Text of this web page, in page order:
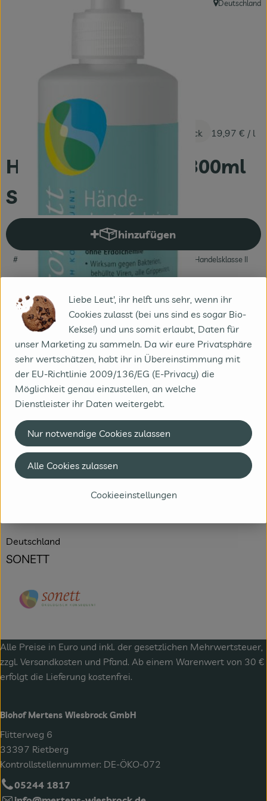
Vorratskammer
Getränke
Drogerie
Händedesinfektion 300ml
Sonett
5,99 € / Stück 19,97 € / l
, Herkunft:
Deutschland
hinzufügen
Produkt zum Warenkorb
#71810 5,99 €/ Stück / l 19% MwSt Handelsklasse II
Info
Produktinformationen
Produktdatenblatt
Herkunft
Deutschland
SONETT
Alle Preise in Euro und inkl. der gesetzlichen Mehrwertsteuer,
zzgl. Versandkosten und Pfand. Ab einem Warenwert von 30 €
erfolgt die Lieferung kostenfrei.
Biohof Mertens Wiesbrock GmbH
Flitterweg 6
33397 Rietberg
Kontrollstellennummer: DE-ÖKO-072
05244 1817
Liebe Leut', ihr helft uns sehr, wenn ihr
Cookies zulasst (bei uns sind es sogar Bio-
Kekse!) und uns somit erlaubt, Daten für
unser Marketing zu sammeln. Da wir eure Privatsphäre
sehr wertschätzen, habt ihr in Übereinstimmung mit
der EU-Richtlinie 2009/136/EG (E-Privacy) die
Möglichkeit genau einzustellen, an welche
Dienstleister ihr Daten weitergebt.
Cookieeinstellungen
Nur notwendige Cookies zulassen
Alle Cookies zulassen